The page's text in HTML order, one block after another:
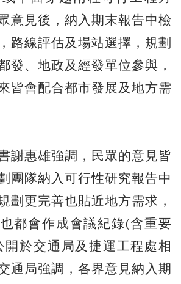
意見後，納入期末報告中檢
路線評估及場站選擇，規劃
發、地政及經發單位參與，
皆會配合都市發展及地方需
謝惠雄強調，民眾的意見皆
團隊納入可行性研究報告中
劃更完善也貼近地方需求，
都會作成會議紀錄(含重要
開於交通局及捷運工程處相
通局強調，各界意見納入期